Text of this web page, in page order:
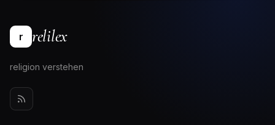
r relilex
religion verstehen